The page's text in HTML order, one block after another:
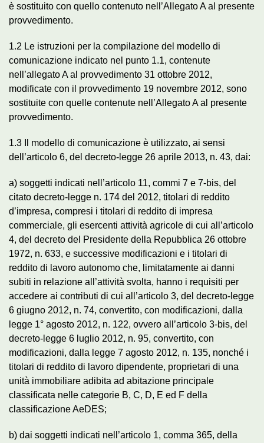
è sostituito con quello contenuto nell’Allegato A al presente
provvedimento.
1.2 Le istruzioni per la compilazione del modello di
comunicazione indicato nel punto 1.1, contenute
nell’allegato A al provvedimento 31 ottobre 2012,
modificate con il provvedimento 19 novembre 2012, sono
sostituite con quelle contenute nell’Allegato A al presente
provvedimento.
1.3 Il modello di comunicazione è utilizzato, ai sensi
dell’articolo 6, del decreto-legge 26 aprile 2013, n. 43, dai:
a) soggetti indicati nell’articolo 11, commi 7 e 7-bis, del
citato decreto-legge n. 174 del 2012, titolari di reddito
d’impresa, compresi i titolari di reddito di impresa
commerciale, gli esercenti attività agricole di cui all’articolo
4, del decreto del Presidente della Repubblica 26 ottobre
1972, n. 633, e successive modificazioni e i titolari di
reddito di lavoro autonomo che, limitatamente ai danni
subiti in relazione all’attività svolta, hanno i requisiti per
accedere ai contributi di cui all’articolo 3, del decreto-legge
6 giugno 2012, n. 74, convertito, con modificazioni, dalla
legge 1° agosto 2012, n. 122, ovvero all’articolo 3-bis, del
decreto-legge 6 luglio 2012, n. 95, convertito, con
modificazioni, dalla legge 7 agosto 2012, n. 135, nonché i
titolari di reddito di lavoro dipendente, proprietari di una
unità immobiliare adibita ad abitazione principale
classificata nelle categorie B, C, D, E ed F della
classificazione AeDES;
b) dai soggetti indicati nell’articolo 1, comma 365, della